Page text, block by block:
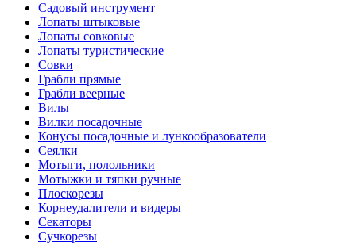
Садовый инструмент
Лопаты штыковые
Лопаты совковые
Лопаты туристические
Совки
Грабли прямые
Грабли веерные
Вилы
Вилки посадочные
Конусы посадочные и лункообразователи
Сеялки
Мотыги, полольники
Мотыжки и тяпки ручные
Плоскорезы
Корнеудалители и видеры
Секаторы
Сучкорезы